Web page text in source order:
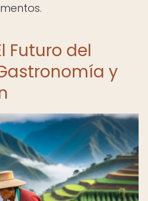
Futuro del
y